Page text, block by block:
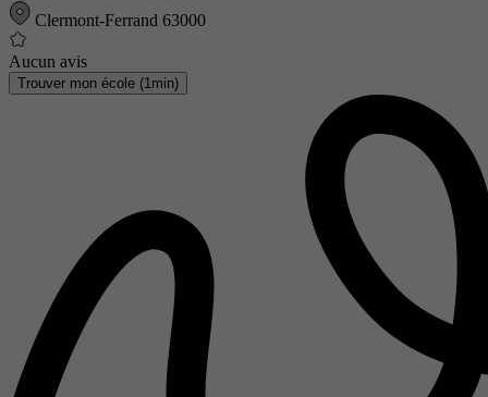
Clermont-Ferrand 63000
Aucun avis
Trouver mon école (1min)